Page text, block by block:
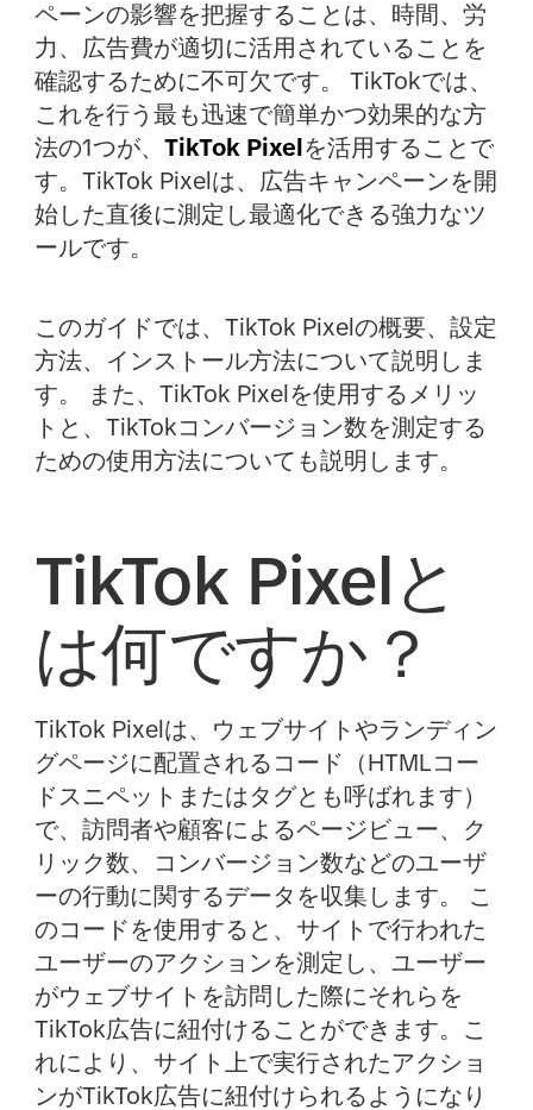
ペーンの影響を把握することは、時間、労
力、広告費が適切に活用されていることを
確認するために不可欠です。 TikTokでは、
これを行う最も迅速で簡単かつ効果的な方
法の1つが、 TikTok Pixel を活用することで
す。TikTok Pixelは、広告キャンペーンを開
始した直後に測定し最適化できる強力なツ
ールです。
このガイドでは、TikTok Pixelの概要、設定
方法、インストール方法について説明しま
す。 また、TikTok Pixelを使用するメリッ
トと、TikTokコンバージョン数を測定する
ための使用方法についても説明します。
TikTok Pixelと
は何ですか？
TikTok Pixelは、ウェブサイトやランディン
グページに配置されるコード（HTMLコー
ドスニペットまたはタグとも呼ばれます）
で、訪問者や顧客によるページビュー、ク
リック数、コンバージョン数などのユーザ
ーの行動に関するデータを収集します。 こ
のコードを使用すると、サイトで行われた
ユーザーのアクションを測定し、ユーザー
がウェブサイトを訪問した際にそれらを
TikTok広告に紐付けることができます。こ
れにより、サイト上で実行されたアクショ
ンがTikTok広告に紐付けられるようになり